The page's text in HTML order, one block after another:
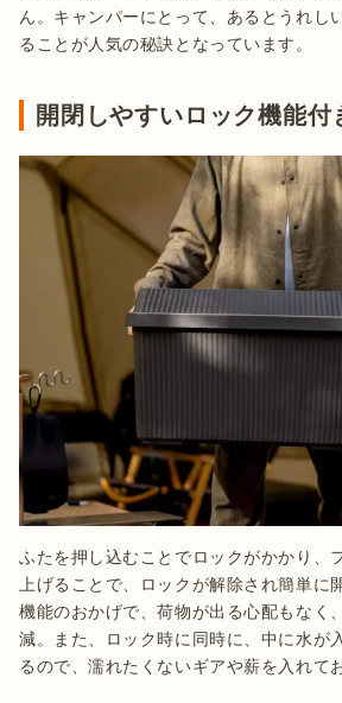
ん。キャンパーにとって、あるとうれし
ることが人気の秘訣となっています。
開閉しやすいロック機能付
ふたを押し込むことでロックがかかり、
上げることで、ロックが解除され簡単に
機能のおかげで、荷物が出る心配もなく
減。また、ロック時に同時に、中に水が
るので、濡れたくないギアや薪を入れて